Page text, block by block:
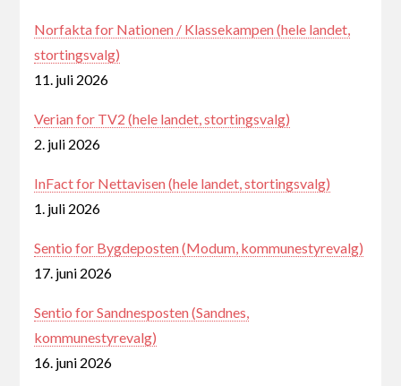
Norfakta for Nationen / Klassekampen (hele landet,
stortingsvalg)
11. juli 2026
Verian for TV2 (hele landet, stortingsvalg)
2. juli 2026
InFact for Nettavisen (hele landet, stortingsvalg)
1. juli 2026
Sentio for Bygdeposten (Modum, kommunestyrevalg)
17. juni 2026
Sentio for Sandnesposten (Sandnes,
kommunestyrevalg)
16. juni 2026